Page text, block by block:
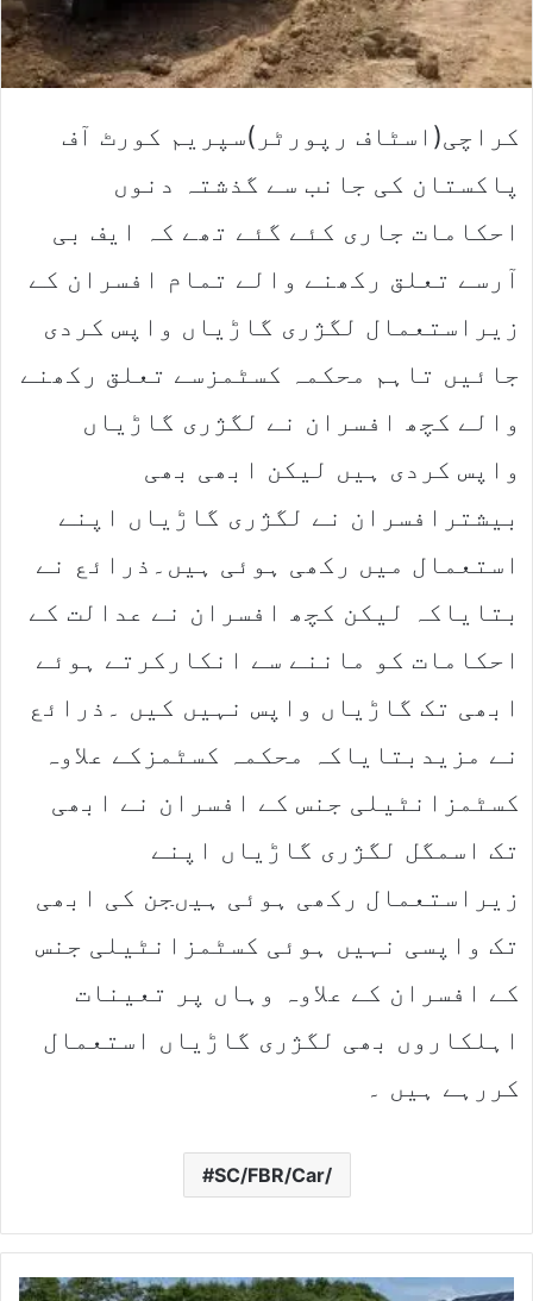
کراچی(اسٹاف رپورٹر)سپریم کورٹ آف
پاکستان کی جانب سے گذشتہ دنوں
احکامات جاری کئے گئے تھے کہ ایف بی
آرسے تعلق رکھنے والے تمام افسران کے
زیراستعمال لگژری گاڑیاں واپس کردی
جائیں تاہم محکمہ کسٹمزسے تعلق رکھنے
والے کچھ افسران نے لگژری گاڑیاں
واپس کردی ہیں لیکن ابھی بھی
بیشترافسران نے لگژری گاڑیاں اپنے
استعمال میں رکھی ہوئی ہیں۔ذرائع نے
بتایاکہ لیکن کچھ افسران نے عدالت کے
احکامات کو ماننے سے انکارکرتے ہوئے
ابھی تک گاڑیاں واپس نہیں کیں ۔ذرائع
نے مزیدبتایاکہ محکمہ کسٹمزکے علاوہ
کسٹمزانٹیلی جنس کے افسران نے ابھی
تک اسمگل لگژری گاڑیاں اپنے
زیراستعمال رکھی ہوئی ہیںجن کی ابھی
تک واپسی نہیں ہوئی کسٹمزانٹیلی جنس
کے افسران کے علاوہ وہاں پر تعینات
اہلکاروں بھی لگژری گاڑیاں استعمال
کررہے ہیں ۔
SC/FBR/Car/